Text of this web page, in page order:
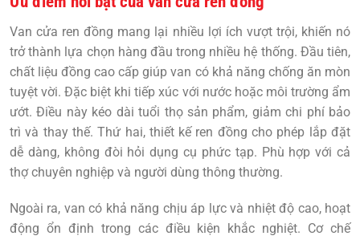
Van cửa ren đồng mang lại nhiều lợi ích vượt trội, khiến nó
trở thành lựa chọn hàng đầu trong nhiều hệ thống. Đầu tiên,
chất liệu đồng cao cấp giúp van có khả năng chống ăn mòn
tuyệt vời. Đặc biệt khi tiếp xúc với nước hoặc môi trường ẩm
ướt. Điều này kéo dài tuổi thọ sản phẩm, giảm chi phí bảo
trì và thay thế. Thứ hai, thiết kế ren đồng cho phép lắp đặt
dễ dàng, không đòi hỏi dụng cụ phức tạp. Phù hợp với cả
thợ chuyên nghiệp và người dùng thông thường.
Ngoài ra, van có khả năng chịu áp lực và nhiệt độ cao, hoạt
động ổn định trong các điều kiện khắc nghiệt. Cơ chế